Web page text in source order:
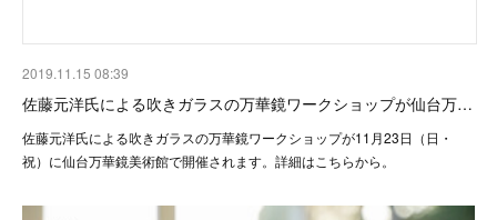
2019.11.15 08:39
佐藤元洋氏による吹きガラスの万華鏡ワークショップが仙台万…
佐藤元洋氏による吹きガラスの万華鏡ワークショップが11月23日（日・
祝）に仙台万華鏡美術館で開催されます。詳細はこちらから。